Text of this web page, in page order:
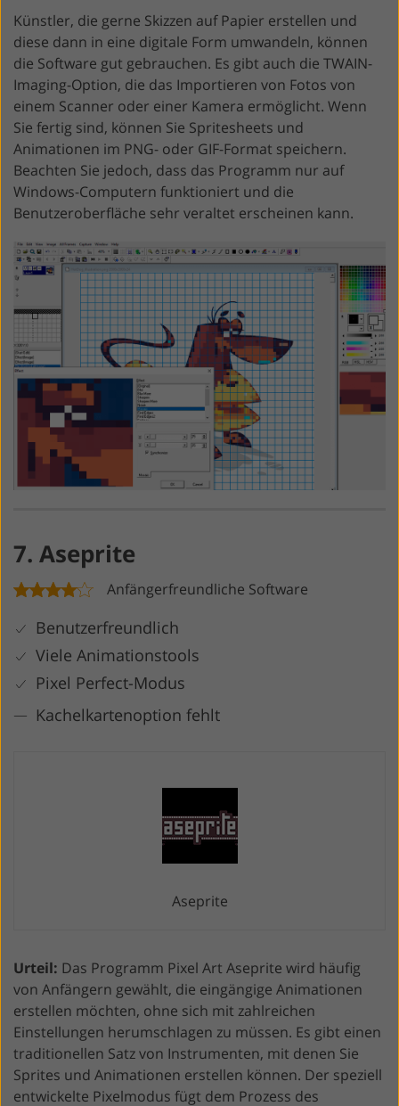
Künstler, die gerne Skizzen auf Papier erstellen und
diese dann in eine digitale Form umwandeln, können
die Software gut gebrauchen. Es gibt auch die TWAIN-
Imaging-Option, die das Importieren von Fotos von
einem Scanner oder einer Kamera ermöglicht. Wenn
Sie fertig sind, können Sie Spritesheets und
Animationen im PNG- oder GIF-Format speichern.
Beachten Sie jedoch, dass das Programm nur auf
Windows-Computern funktioniert und die
Benutzeroberfläche sehr veraltet erscheinen kann.
7. Aseprite
Anfängerfreundliche Software
Benutzerfreundlich
Viele Animationstools
Pixel Perfect-Modus
Kachelkartenoption fehlt
Aseprite
Urteil: Das Programm Pixel Art Aseprite wird häufig
von Anfängern gewählt, die eingängige Animationen
erstellen möchten, ohne sich mit zahlreichen
Einstellungen herumschlagen zu müssen. Es gibt einen
traditionellen Satz von Instrumenten, mit denen Sie
Sprites und Animationen erstellen können. Der speziell
entwickelte Pixelmodus fügt dem Prozess des